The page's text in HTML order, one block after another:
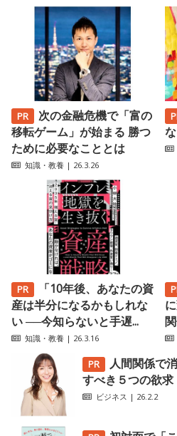
次の金融危機で「富の
移転ゲーム」が始まる 勝つ
ために必要なこととは
知識・教養 | 26.3.26
「10年後、あなたの資
産は半分になるかもしれな
い ──今知らないと手遅...
知識・教養 | 26.3.16
人間関係で
すべき５つの欲求
ビジネス | 26.2.2